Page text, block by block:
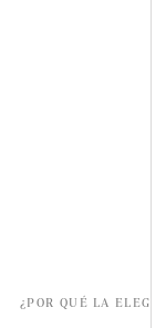
¿POR QUÉ LA